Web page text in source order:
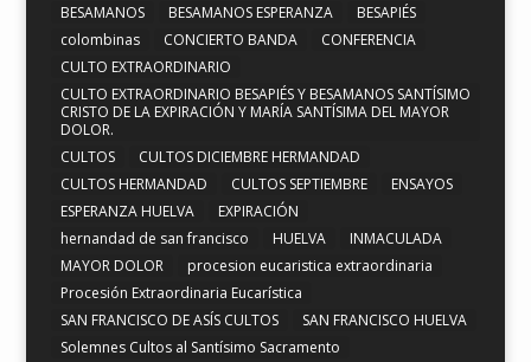
BESAMANOS
BESAMANOS ESPERANZA
BESAPIÉS
colombinas
CONCIERTO BANDA
CONFERENCIA
CULTO EXTRAORDINARIO
CULTO EXTRAORDINARIO BESAPIÉS Y BESAMANOS SANTÍSIMO
CRISTO DE LA EXPIRACIÓN Y MARÍA SANTÍSIMA DEL MAYOR
DOLOR.
CULTOS
CULTOS DICIEMBRE HERMANDAD
CULTOS HERMANDAD
CULTOS SEPTIEMBRE
ENSAYOS
ESPERANZA HUELVA
EXPIRACIÓN
hernandad de san francisco
HUELVA
INMACULADA
MAYOR DOLOR
procesion eucaristica extraordinaria
Procesión Extraordinaria Eucarística
SAN FRANCISCO DE ASÍS CULTOS
SAN FRANCISCO HUELVA
Solemnes Cultos al Santísimo Sacramento